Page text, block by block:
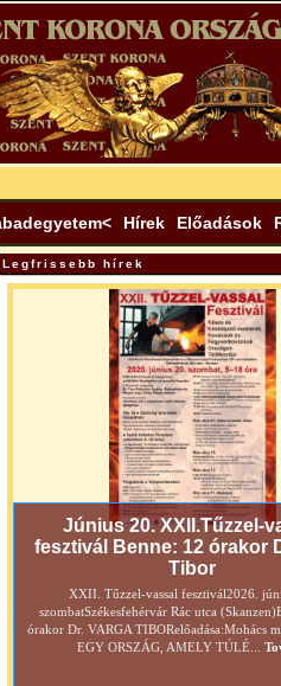
Hírek Előadások
Legfrissebb hírek
Június 20. XXII.Tűzzel-
fesztivál Benne: 12 órakor
Tibor
XXII. Tűzzel-vassal fesztivál2026.
szombatSzékesfehérvár Rác utca
órakor Dr. VARGA TIBORelőadása:Mohács
EGY ORSZÁG, AMELY TÚLÉ...